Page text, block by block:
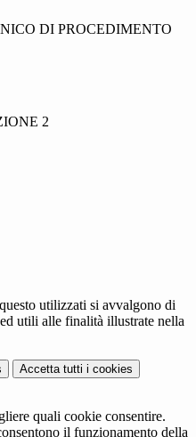
DI PROCEDIMENTO
2
utilizzati si avvalgono di
utili alle finalità illustrate nella
Accetta tutti i cookies
quali cookie consentire.
il funzionamento della